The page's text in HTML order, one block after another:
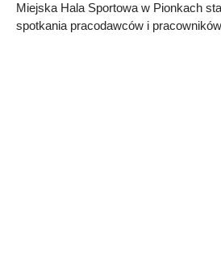
Miejska Hala Sportowa w Pionkach
spotkania pracodawców i